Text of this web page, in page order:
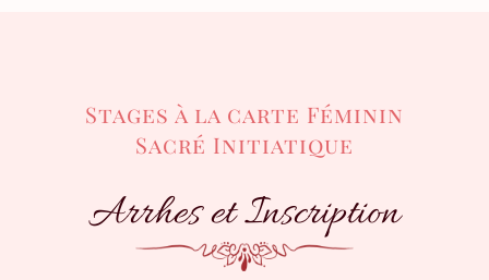
Stages à la carte Féminin
Sacré Initiatique
Arrhes et Inscription